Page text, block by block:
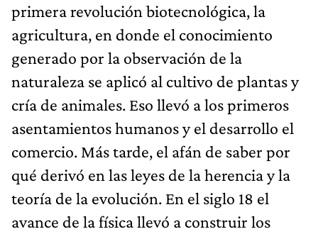
primera revolución biotecnológica, la
agricultura, en donde el conocimiento
generado por la observación de la
naturaleza se aplicó al cultivo de plantas y
cría de animales. Eso llevó a los primeros
asentamientos humanos y el desarrollo el
comercio. Más tarde, el afán de saber por
qué derivó en las leyes de la herencia y la
teoría de la evolución. En el siglo 18 el
avance de la física llevó a construir los